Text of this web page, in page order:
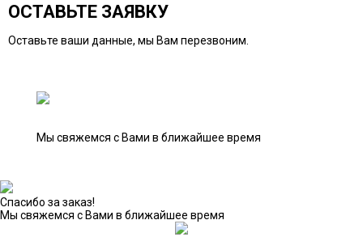
ОСТАВЬТЕ ЗАЯВКУ
Оставьте ваши данные, мы Вам перезвоним.
Мы свяжемся с Вами в ближайшее время
Спасибо за заказ!
Мы свяжемся с Вами в ближайшее время